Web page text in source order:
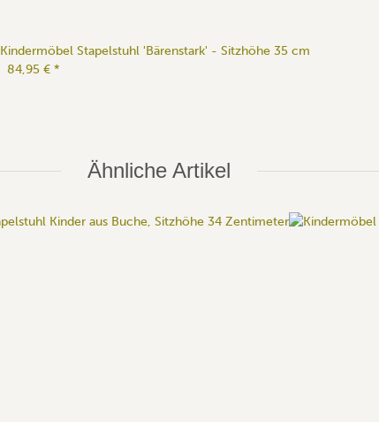
Kindermöbel Stapelstuhl 'Bärenstark' - Sitzhöhe 35 cm
84,95 € *
Ähnliche Artikel